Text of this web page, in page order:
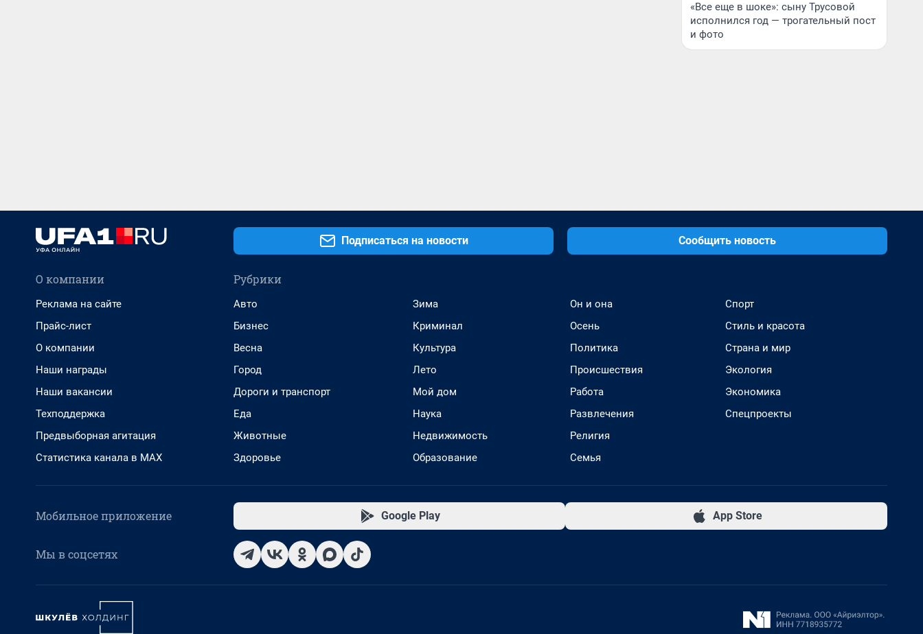
«Все еще в шоке»: сыну Трусовой
исполнился год — трогательный пост
и фото
Подписаться на новости Сообщить новость
О компании
Реклама на сайте
Прайс-лист
О компании
Наши награды
Наши вакансии
Техподдержка
Предвыборная агитация
Статистика канала в MAX
Рубрики
Авто
Бизнес
Весна
Город
Дороги и транспорт
Еда
Животные
Здоровье
Зима
Криминал
Культура
Лето
Мой дом
Наука
Недвижимость
Образование
Он и она
Осень
Политика
Происшествия
Работа
Развлечения
Религия
Семья
Спорт
Стиль и красота
Страна и мир
Экология
Экономика
Спецпроекты
Мобильное приложение Google Play App Store
Мы в соцсетях